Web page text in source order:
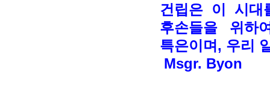
건립은 이 시대
후손들을 위하
특은이며, 우리
Msgr. Byon